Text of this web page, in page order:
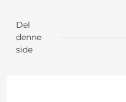
Del
denne
side